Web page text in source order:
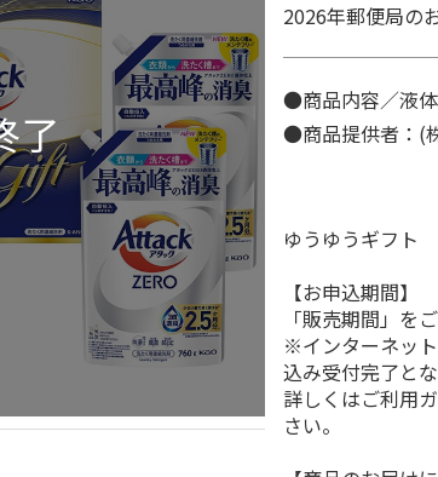
2026年郵便局の
●商品内容／液
●商品提供者：(
ゆうゆうギフト
【お申込期間】
「販売期間」を
※インターネッ
込み受付完了とな
詳しくはご利用
さい。